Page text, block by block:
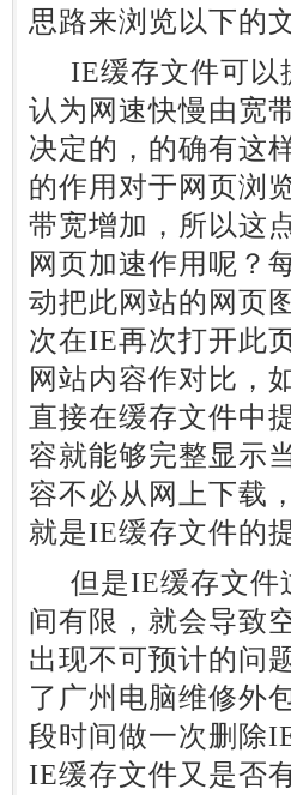
思路来浏览以下的
IE缓存文件可以
认为网速快慢由宽
决定的，的确有这
的作用对于网页浏
带宽增加，所以这
网页加速作用呢？
动把此网站的网页
次在IE再次打开此
网站内容作对比，
直接在缓存文件中
容就能够完整显示
容不必从网上下载
就是IE缓存文件的
但是IE缓存文件
间有限，就会导致
出现不可预计的问
了广州电脑维修外
段时间做一次删除
IE缓存文件又是否